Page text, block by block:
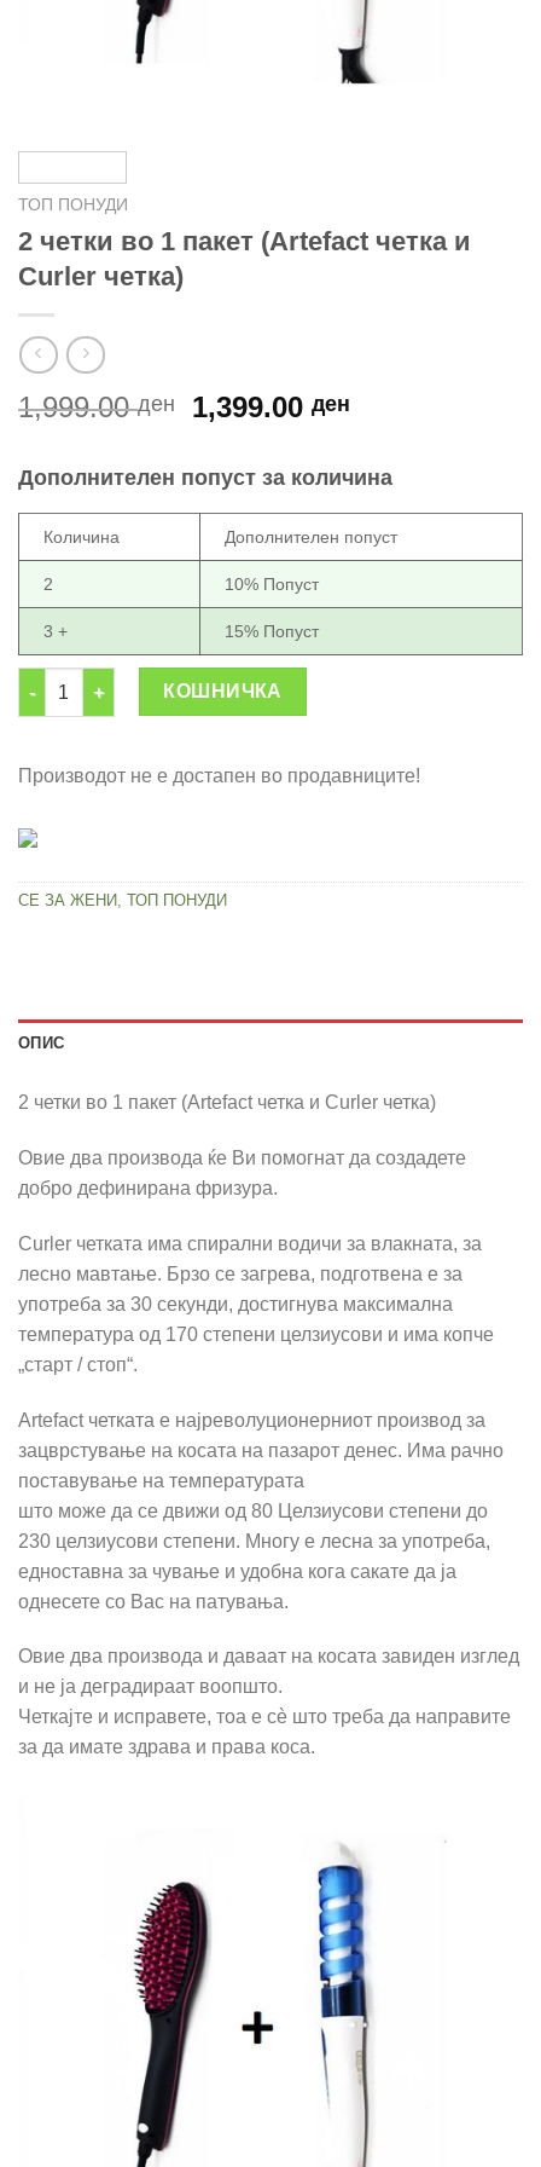
ТОП ПОНУДИ
2 четки во 1 пакет (Artefact четка и
Curler четка)
1,999.00ден
Original
was:
1,999.00 ден.
1,399.00ден
is:
1,399.00 ден.
Дополнителен попуст за количина
Количина Дополнителен попуст
2 10% Попуст
3 + 15% Попуст
2 четки во 1 пакет (Artefact четка и Curler четка) количина
КОШНИЧКА
Производот не е достапен во продавниците!
СЕ ЗА ЖЕНИ, ТОП ПОНУДИ
ОПИС
2 четки во 1 пакет (Artefact четка и Curler четка)
Овие два производа ќе Ви помогнат да создадете
добро дефинирана фризура.
Curler четката има спирални водичи за влакната, за
лесно мавтање. Брзо се загрева, подготвена е за
употреба за 30 секунди, достигнува максимална
температура од 170 степени целзиусови и има копче
„старт / стоп“.
Artefact четката е најреволуционерниот производ за
зацврстување на косата на пазарот денес. Има рачно
поставување на температурата
што може да се движи од 80 Целзиусови степени до
230 целзиусови степени. Многу е лесна за употреба,
едноставна за чување и удобна кога сакате да ја
однесете со Вас на патувања.
Овие два производа и даваат на косата завиден изглед
и не ја деградираат воопшто.
Четкајте и исправете, тоа е сè што треба да направите
за да имате здрава и права коса.